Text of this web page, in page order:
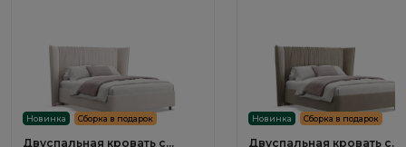
Новинка Сборка в подарок
Двуспальная кровать с
Новинка Сборка в подарок
Двуспальная кровать с